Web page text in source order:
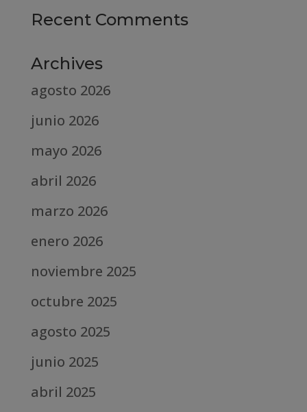
Recent Comments
Archives
agosto 2026
junio 2026
mayo 2026
abril 2026
marzo 2026
enero 2026
noviembre 2025
octubre 2025
agosto 2025
junio 2025
abril 2025